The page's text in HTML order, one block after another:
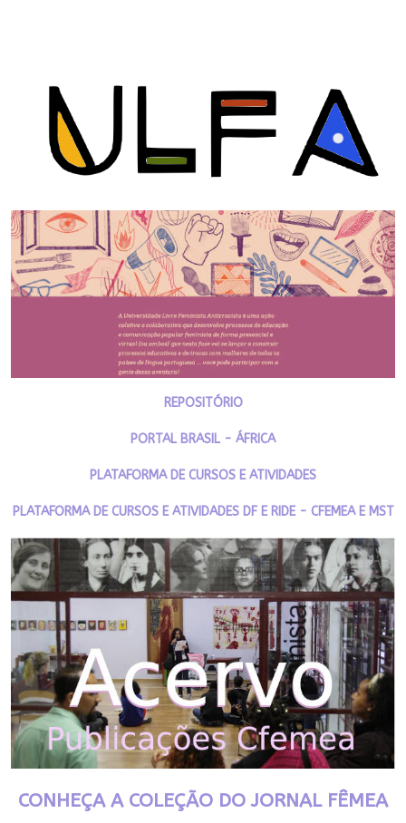
REPOSITÓRIO
PORTAL BRASIL - ÁFRICA
PLATAFORMA DE CURSOS E ATIVIDADES
PLATAFORMA DE CURSOS E ATIVIDADES DF E RIDE - CFEMEA E MST
CONHEÇA A COLEÇÃO DO JORNAL FÊMEA